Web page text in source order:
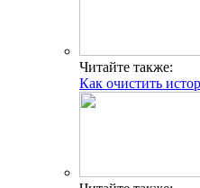
Читайте также:
Как очистить